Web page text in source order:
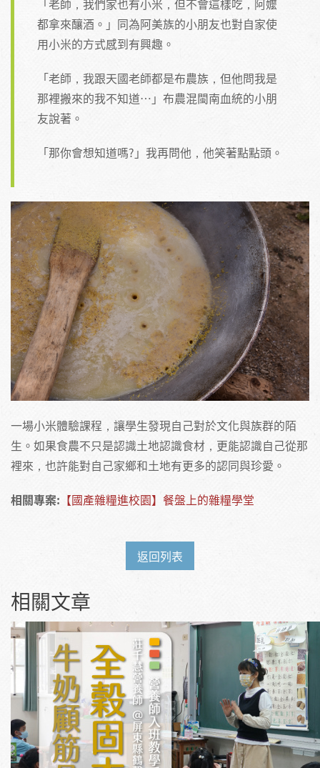
「老師，我們家也有小米，但不會這樣吃，阿嬤
都拿來釀酒。」同為阿美族的小朋友也對自家使
用小米的方式感到有興趣。
「老師，我跟天國老師都是布農族，但他問我是
那裡搬來的我不知道…」布農混閩南血統的小朋
友說著。
「那你會想知道嗎?」我再問他，他笑著點點頭。
一場小米體驗課程，讓學生發現自己對於文化與族群的陌
生。如果食農不只是認識土地認識食材，更能認識自己從那
裡來，也許能對自己家鄉和土地有更多的認同與珍愛。
相關專案: 【國產雜糧進校園】餐盤上的雜糧學堂
返回列表
相關文章